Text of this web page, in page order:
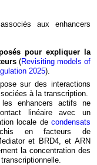
aux enhancers
pour expliquer la
(Revisiting models of
2025).
sur des interactions
à la transcription.
enhancers actifs ne
linéaire avec un
locale de condensats
en facteurs de
et BRD4, et ARN
la concentration des